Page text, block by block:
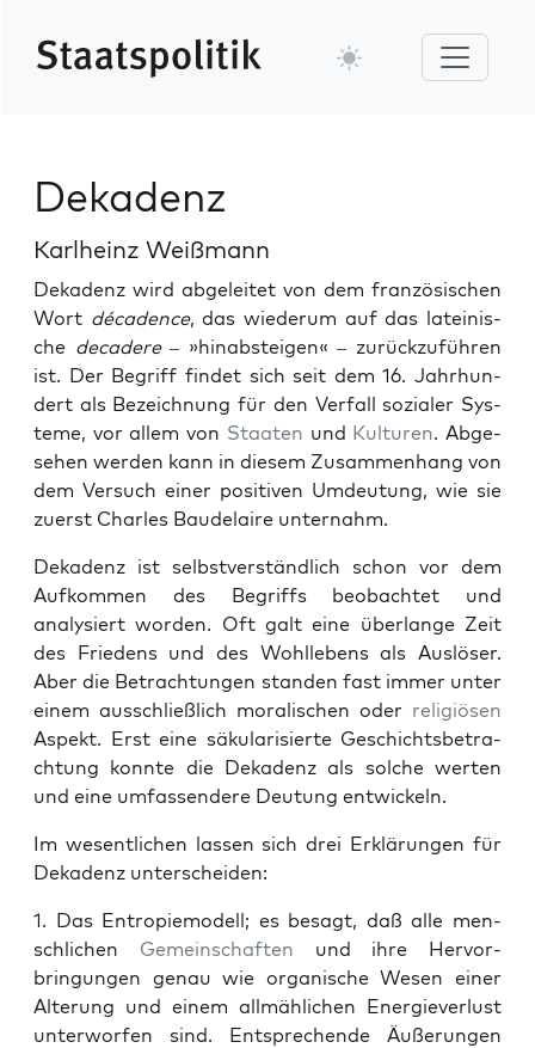
Dekadenz
Karlheinz Weißmann
Dekadenz wird abgeleit­et von dem franzö­sis­chen
Wort déca­dence, das wiederum auf das lateinis­
che decadere– »hin­ab­steigen« – zurück­zuführen
ist. Der Begriff find­et sich seit dem 16. Jahrhun­
dert als Beze­ich­nung für den Ver­fall sozialer Sys­
teme, vor allem von Staat­en und Kul­turen. Abge­
se­hen wer­den kann in diesem Zusam­men­hang von
dem Ver­such ein­er pos­i­tiv­en Umdeu­tung, wie sie
zuerst Charles Baude­laire unter­nahm.
Dekadenz ist selb­stver­ständlich schon vor dem
Aufkom­men des Begriffs beobachtet und
analysiert wor­den. Oft galt eine über­lange Zeit
des Friedens und des Wohllebens als Aus­lös­er.
Aber die Betra­ch­tun­gen standen fast immer unter
einem auss­chließlich moralis­chen oder religiösen
Aspekt. Erst eine säku­lar­isierte Geschichts­be­tra­
ch­tung kon­nte die Dekadenz als solche werten
und eine umfassendere Deu­tung entwick­eln.
Im wesentlichen lassen sich drei Erk­lärun­gen für
Dekadenz unter­schei­den:
1. Das Entropiemod­ell; es besagt, daß alle men­
schlichen Gemein­schaften und ihre Her­vor­
bringun­gen genau wie organ­is­che Wesen ein­er
Alterung und einem allmäh­lichen Energiev­er­lust
unter­wor­fen sind. Entsprechende Äußerun­gen